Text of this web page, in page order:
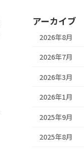
アーカイブ
2026年8月
2026年7月
2026年3月
2026年1月
2025年9月
2025年8月